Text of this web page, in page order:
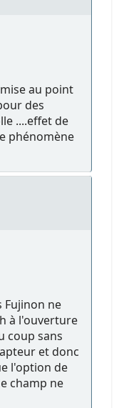
au point
des
....effet de
phénomène
Fujinon ne
à l'ouverture
coup sans
et donc
l'option de
champ ne